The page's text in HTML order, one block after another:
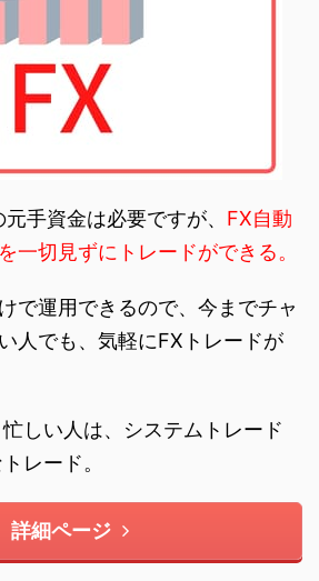
手資金は必要ですが、 FX自動
一切見ずにトレードができる。
で運用できるので、今までチャ
人でも、気軽にFXトレードが
しい人は、システムトレード
レード。
詳細ページ